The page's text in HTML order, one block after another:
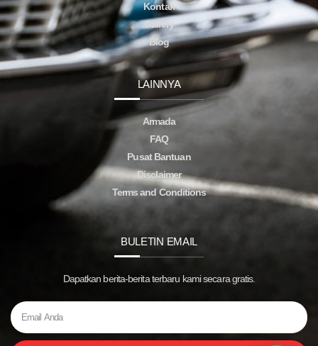
Kontak
Gallery
Blog
LAINNYA
Armada
FAQ
Pusat Bantuan
Disclaimer
Terms and Conditions
BULETIN EMAIL
Dapatkan berita-berita terbaru kami secara gratis.